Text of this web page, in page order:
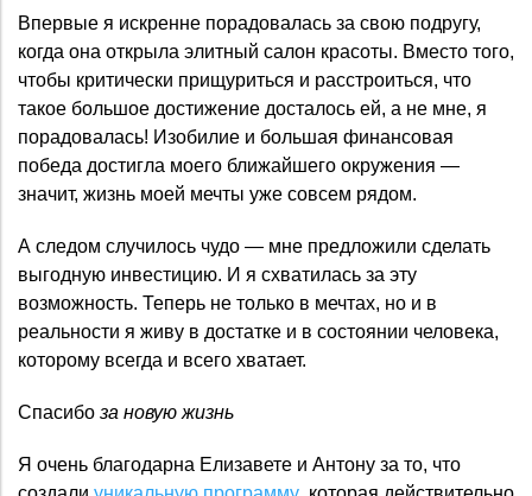
Впервые я искренне порадовалась за свою подругу,
когда она открыла элитный салон красоты. Вместо того,
чтобы критически прищуриться и расстроиться, что
такое большое достижение досталось ей, а не мне, я
порадовалась! Изобилие и большая финансовая
победа достигла моего ближайшего окружения —
значит, жизнь моей мечты уже совсем рядом.
А следом случилось чудо — мне предложили сделать
выгодную инвестицию. И я схватилась за эту
возможность. Теперь не только в мечтах, но и в
реальности я живу в достатке и в состоянии человека,
которому всегда и всего хватает.
Спасибо за новую жизнь
Я очень благодарна Елизавете и Антону за то, что